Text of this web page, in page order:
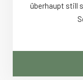
überhaupt still